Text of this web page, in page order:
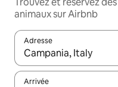
animaux sur Airbnb
Adresse
Lorsque les résultats
Arrivée